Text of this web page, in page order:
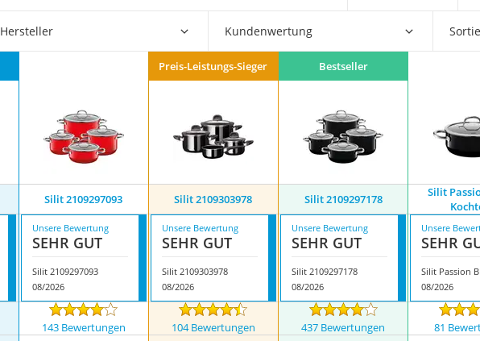
Nespresso-Maschine
Hersteller Kundenwertung
Preis-Leistungs-Sieger Bestseller
Silit 2109297093 Silit 2109303978 Silit 2109297178
Silit
Unsere Bewertung
SEHR GUT
Silit 2109297093
08/2026
Unsere Bewertung
SEHR GUT
Silit 2109303978
08/2026
Unsere Bewertung
SEHR GUT
Silit 2109297178
08/2026
Unsere
SEHR
08/2026
143 Bewertungen 104 Bewertungen 437 Bewertungen 81